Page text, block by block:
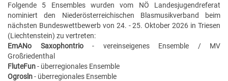
Folgende 5 Ensembles wurden vom NÖ Landesjugendreferat
nominiert den Niederösterreichischen Blasmusikverband beim
nächsten Bundeswettbewerb von 24. - 25. Oktober 2026 in Triesen
(Liechtenstein) zu vertreten:
EmANo Saxophontrio- vereinseigenes Ensemble / MV
Großriedenthal
FluteFun- überregionales Ensemble
Ogrosln- überregionales Ensemble